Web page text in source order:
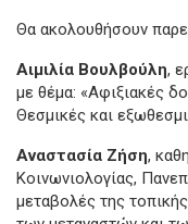
Θα ακολουθήσουν
Αιμιλία Βουλβούλη,
με θέμα: «Αφιξιακές
Θεσμικές και
Αναστασία Ζήση,
Κοινωνιολογίας,
μεταβολές της